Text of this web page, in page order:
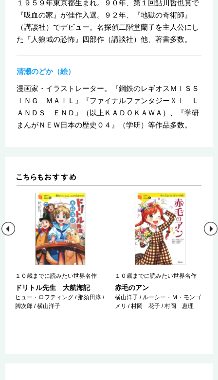
１９５９年東京都生まれ。９０年、第１回鮎川哲也賞で
『吸血の家』が佳作入選。９２年、『地獄の奇術師』
（講談社）でデビュー。名探偵二階堂蘭子を主人公にし
た『人狼城の恐怖』四部作（講談社）他、著書多数。
清瀬のどか（絵）
漫画家・イラストレーター。『鋼鉄のレギオスＭＩＳＳ
ＩＮＧ ＭＡＩＬ』『ファイナルファンタジーＸＩ Ｌ
ＡＮＤＳ ＥＮＤ』（以上ＫＡＤＯＫＡＷＡ）、『学研
まんがＮＥＷ日本の歴史０４』（学研）等作品多数。
１０歳までに読みたい世界名作
ドリトル先生 大航海記
ヒュー・ロフティング / 那須田淳 /
脚次郎 / 横山洋子
１０歳までに読みたい世界名作
赤毛のアン
横山洋子 / ルーシー・Ｍ・モンゴ
メリ / 村岡 花子 / 村岡 恵理